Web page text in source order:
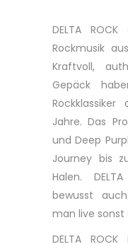
DELTA
Rockmusik
Kraftvoll,
Gepäck
Jahre. Das
und Deep
Journey bis
Halen.
bewusst
man live sonst
DELTA